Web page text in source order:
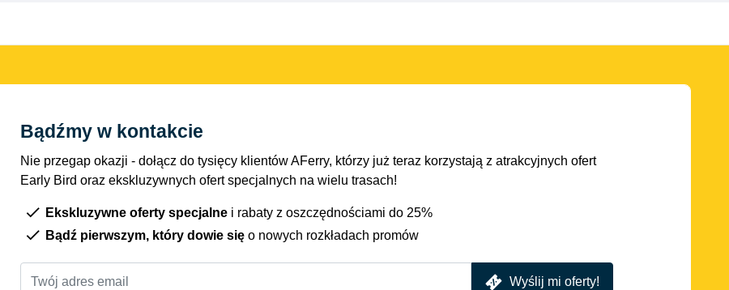
Bądźmy w kontakcie
Nie przegap okazji - dołącz do tysięcy klientów AFerry, którzy już teraz korzystają z atrakcyjnych ofert
Early Bird oraz ekskluzywnych ofert specjalnych na wielu trasach!
Ekskluzywne oferty specjalne i rabaty z oszczędnościami do 25%
Bądź pierwszym, który dowie się o nowych rozkładach promów
Wyślij mi oferty!